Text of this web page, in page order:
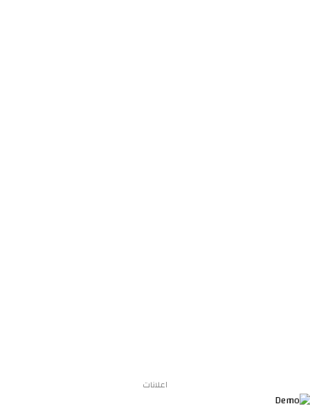
اعلانات